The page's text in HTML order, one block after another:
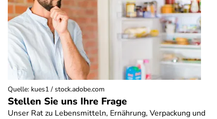
Stellen Sie uns Ihre Frage
Unser Rat zu Lebensmitteln, Ernährung, Verpackung und
Quelle: kues1 / stock.adobe.com